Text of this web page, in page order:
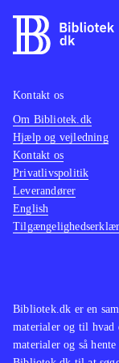
kraftig
slagvåben,
grundigt, for
overalt,
forhindringer
som skal
nænsomt
Disney-
serien.
Bibliotek.dk er en
materialer og til hvad
materialer og så
Kontakt os
Om Bibliotek.dk
Hjælp og vejledning
Kontakt os
Privatlivspolitik
Leverandører
English